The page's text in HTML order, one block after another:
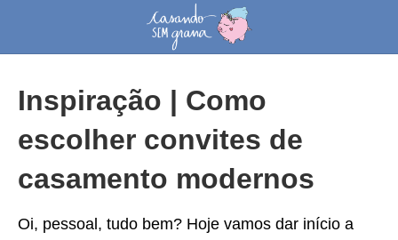
Inspiração | Como
escolher convites de
casamento modernos
Oi, pessoal, tudo bem? Hoje vamos dar início a